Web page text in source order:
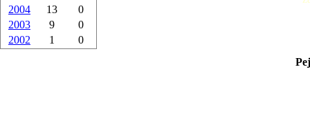
2004
13
0
2003
9
0
2002
1 0